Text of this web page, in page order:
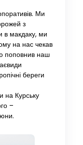
Ми
з
в макдаку, ми
на нас чекав
поповнив наш
береги
на Курську
–